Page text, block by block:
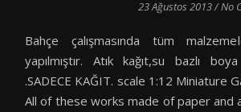
23 Ağustos 2013/No
Bahçe çalışmasında tüm
yapılmıştır. Atık kağıt,su bazlı boya
.SADECE KAĞIT. scale 1:12 Miniature
All of these works made of paper and